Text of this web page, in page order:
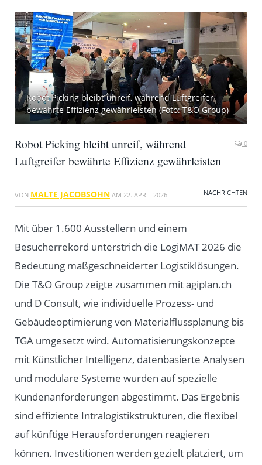
Robot Picking bleibt unreif, während Luftgreifer
bewährte Effizienz gewährleisten (Foto: T&O Group)
Robot Picking bleibt unreif, während
Luftgreifer bewährte Effizienz gewährleisten
0
VON MALTE JACOBSOHN AM 22. APRIL 2026 NACHRICHTEN
Mit über 1.600 Ausstellern und einem
Besucherrekord unterstrich die LogiMAT 2026 die
Bedeutung maßgeschneiderter Logistiklösungen.
Die T&O Group zeigte zusammen mit agiplan.ch
und D Consult, wie individuelle Prozess- und
Gebäudeoptimierung von Materialflussplanung bis
TGA umgesetzt wird. Automatisierungskonzepte
mit Künstlicher Intelligenz, datenbasierte Analysen
und modulare Systeme wurden auf spezielle
Kundenanforderungen abgestimmt. Das Ergebnis
sind effiziente Intralogistikstrukturen, die flexibel
auf künftige Herausforderungen reagieren
können. Investitionen werden gezielt platziert, um